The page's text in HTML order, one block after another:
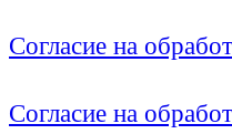
Согласие на
Согласие на